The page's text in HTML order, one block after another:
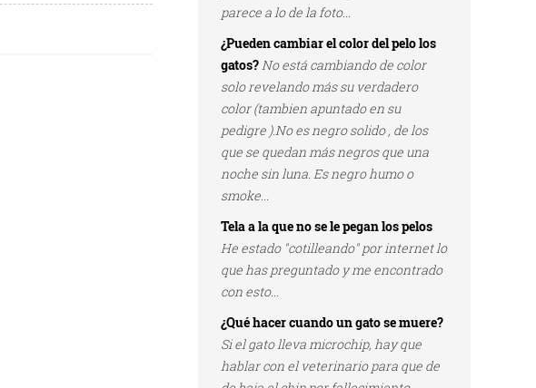
parece a lo de la foto...
¿Pueden cambiar el color del pelo los
gatos?No está cambiando de color
solo revelando más su verdadero
color (tambien apuntado en su
pedigre ).No es negro solido , de los
que se quedan más negros que una
noche sin luna. Es negro humo o
smoke...
Tela a la que no se le pegan los pelos
He estado "cotilleando" por internet lo
que has preguntado y me encontrado
con esto...
¿Qué hacer cuando un gato se muere?
Si el gato lleva microchip, hay que
hablar con el veterinario para que de